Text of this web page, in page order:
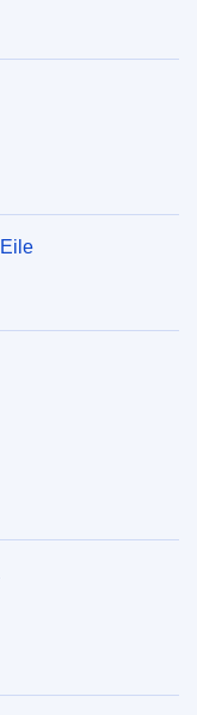
Eile